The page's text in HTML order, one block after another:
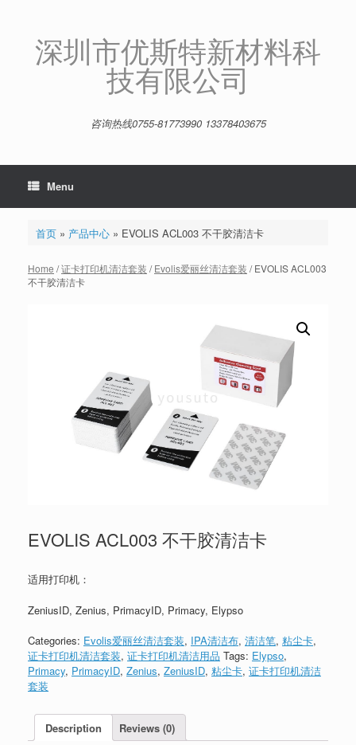
深圳市优斯特新材料科
技有限公司
咨询热线0755-81773990 13378403675
Menu
首页» 产品中心» EVOLIS ACL003 不干胶清洁卡
Home /证卡打印机清洁套装 /Evolis爱丽丝清洁套装 / EVOLIS ACL003
不干胶清洁卡
EVOLIS ACL003 不干胶清洁卡
适用打印机：
ZeniusID, Zenius, PrimacyID, Primacy, Elypso
Categories: Evolis爱丽丝清洁套装, IPA清洁布, 清洁笔, 粘尘卡,
证卡打印机清洁套装, 证卡打印机清洁用品 Tags: Elypso,
Primacy, PrimacyID, Zenius, ZeniusID, 粘尘卡, 证卡打印机清洁
套装
Description Reviews (0)